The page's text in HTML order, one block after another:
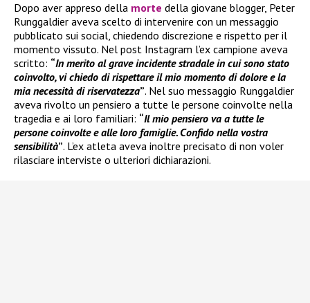
Dopo aver appreso della morte della giovane blogger, Peter
Runggaldier aveva scelto di intervenire con un messaggio
pubblicato sui social, chiedendo discrezione e rispetto per il
momento vissuto. Nel post Instagram l’ex campione aveva
scritto: “In merito al grave incidente stradale in cui sono stato
coinvolto, vi chiedo di rispettare il mio momento di dolore e la
mia necessità di riservatezza”. Nel suo messaggio Runggaldier
aveva rivolto un pensiero a tutte le persone coinvolte nella
tragedia e ai loro familiari: “Il mio pensiero va a tutte le
persone coinvolte e alle loro famiglie. Confido nella vostra
sensibilità”. L’ex atleta aveva inoltre precisato di non voler
rilasciare interviste o ulteriori dichiarazioni.